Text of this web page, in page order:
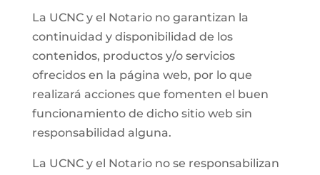
La UCNC y el Notario no garantizan la
continuidad y disponibilidad de los
contenidos, productos y/o servicios
ofrecidos en la página web, por lo que
realizará acciones que fomenten el buen
funcionamiento de dicho sitio web sin
responsabilidad alguna.
La UCNC y el Notario no se responsabilizan